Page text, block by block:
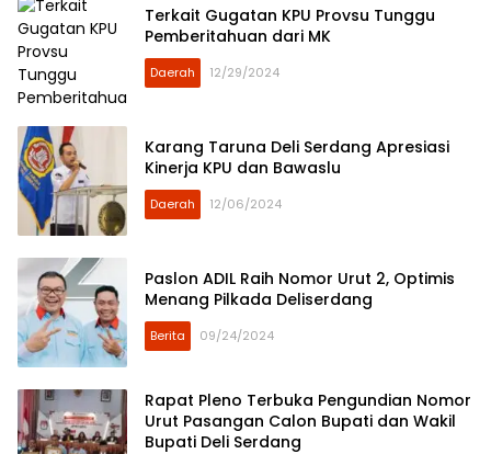
Terkait Gugatan KPU Provsu Tunggu
Pemberitahuan dari MK
Daerah 12/29/2024
Karang Taruna Deli Serdang Apresiasi
Kinerja KPU dan Bawaslu
Daerah 12/06/2024
Paslon ADIL Raih Nomor Urut 2, Optimis
Menang Pilkada Deliserdang
Berita 09/24/2024
Rapat Pleno Terbuka Pengundian Nomor
Urut Pasangan Calon Bupati dan Wakil
Bupati Deli Serdang